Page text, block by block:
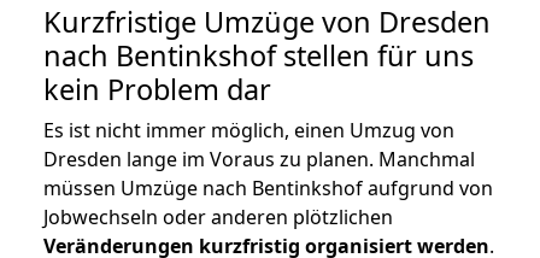
Kurzfristige Umzüge von Dresden
nach Bentinkshof stellen für uns
kein Problem dar
Es ist nicht immer möglich, einen Umzug von
Dresden lange im Voraus zu planen. Manchmal
müssen Umzüge nach Bentinkshof aufgrund von
Jobwechseln oder anderen plötzlichen
Veränderungen kurzfristig organisiert werden.